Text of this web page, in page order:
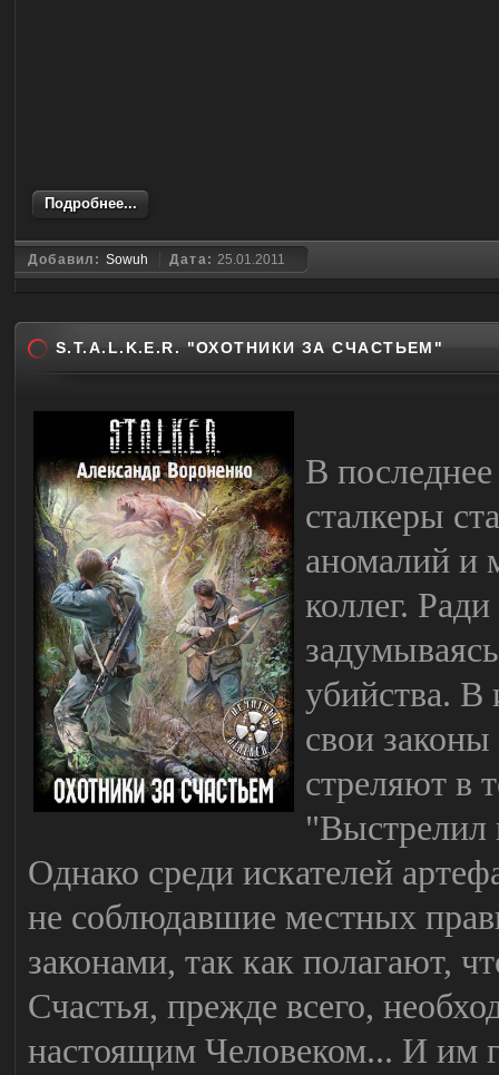
Подробнее...
Добавил: Sowuh Дата:25.01.2011
S.T.A.L.K.E.R. "ОХОТНИКИ ЗА СЧАСТЬЕМ"
В
сталкеры
аномалий и
коллег.
убийства. В
свои
стреляют в
"Выстрелил
Однако среди искателей
не соблюдавшие местных
законами, так как полагают,
Счастья, прежде всего,
настоящим Человеком... И им